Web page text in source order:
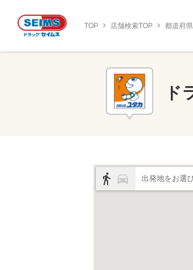
TOP 店舗検索TOP 都道府
出発地をお選